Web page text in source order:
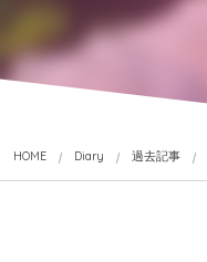
HOME Diary 過去記事